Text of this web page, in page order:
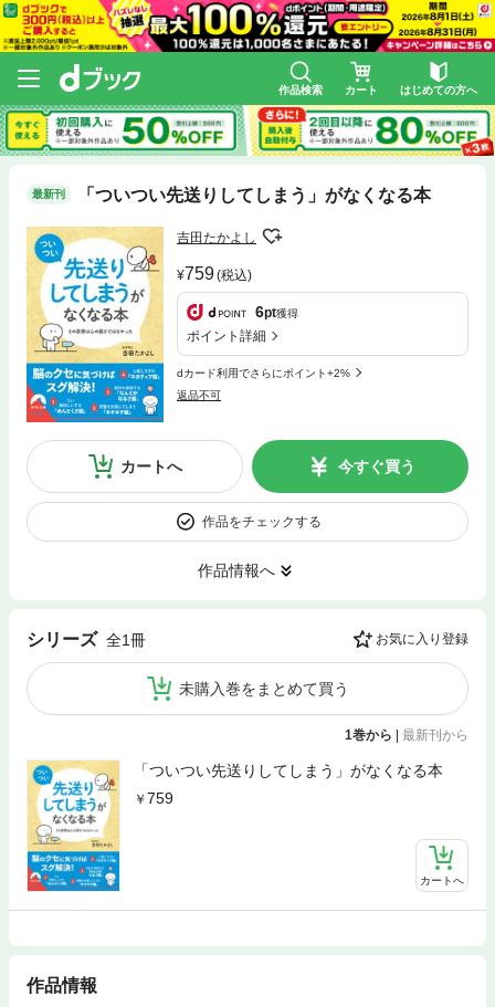
作品検索 カート はじめての方へ
最新刊 「ついつい先送りしてしまう」がなくなる本
吉田たかよし
759(税込)
6pt獲得
ポイント詳細
dカード利用でさらにポイント+2%
返品不可
カートへ 今すぐ買う
作品をチェックする
作品情報へ
シリーズ 全1冊 お気に入り登録
未購入巻をまとめて買う
1巻から | 最新刊から
「ついつい先送りしてしまう」がなくなる本
759
カートへ
作品情報